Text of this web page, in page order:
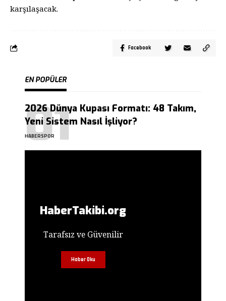
karşılaşacak.
Facebook
EN POPÜLER
2026 Dünya Kupası Formatı: 48 Takım,
Yeni Sistem Nasıl İşliyor?
HABERSPOR
HaberTakibi.org
Tarafsız ve Güvenilir
Haber Oku